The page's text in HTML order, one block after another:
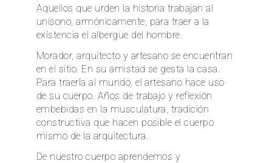
Aquellos que urden la historia trabajan al
unísono, armónicamente, para traer a la
existencia el albergue del hombre.
Morador, arquitecto y artesano se encuentran
en el sitio. En su amistad se gesta la casa.
Para traerla al mundo, el artesano hace uso
de su cuerpo. Años de trabajo y reflexión
embebidas en la musculatura, tradición
constructiva que hacen posible el cuerpo
mismo de la arquitectura.
De nuestro cuerpo aprendemos y